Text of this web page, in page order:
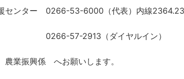
センター 0266-53-6000（代表）内線
2913（ダイヤルイン）
業振興係 へお願いします。